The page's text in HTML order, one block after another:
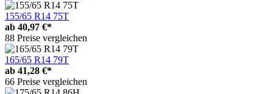
155/65 R14 75T
ab 40,97 €*
88 Preise vergleichen
165/65 R14 79T
ab 41,28 €*
66 Preise vergleichen